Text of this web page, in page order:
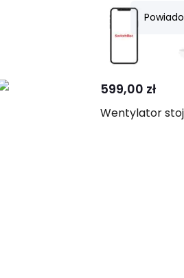
Porównaj
599,00 zł
Wentylator